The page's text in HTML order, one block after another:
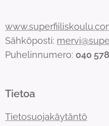
Sähköposti:
Puhelinnumero: 040
Tietoa
Tietosuojakäytäntö